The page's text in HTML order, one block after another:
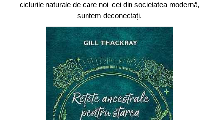
ciclurile naturale de care noi, cei din societatea modernă,
suntem deconectați.